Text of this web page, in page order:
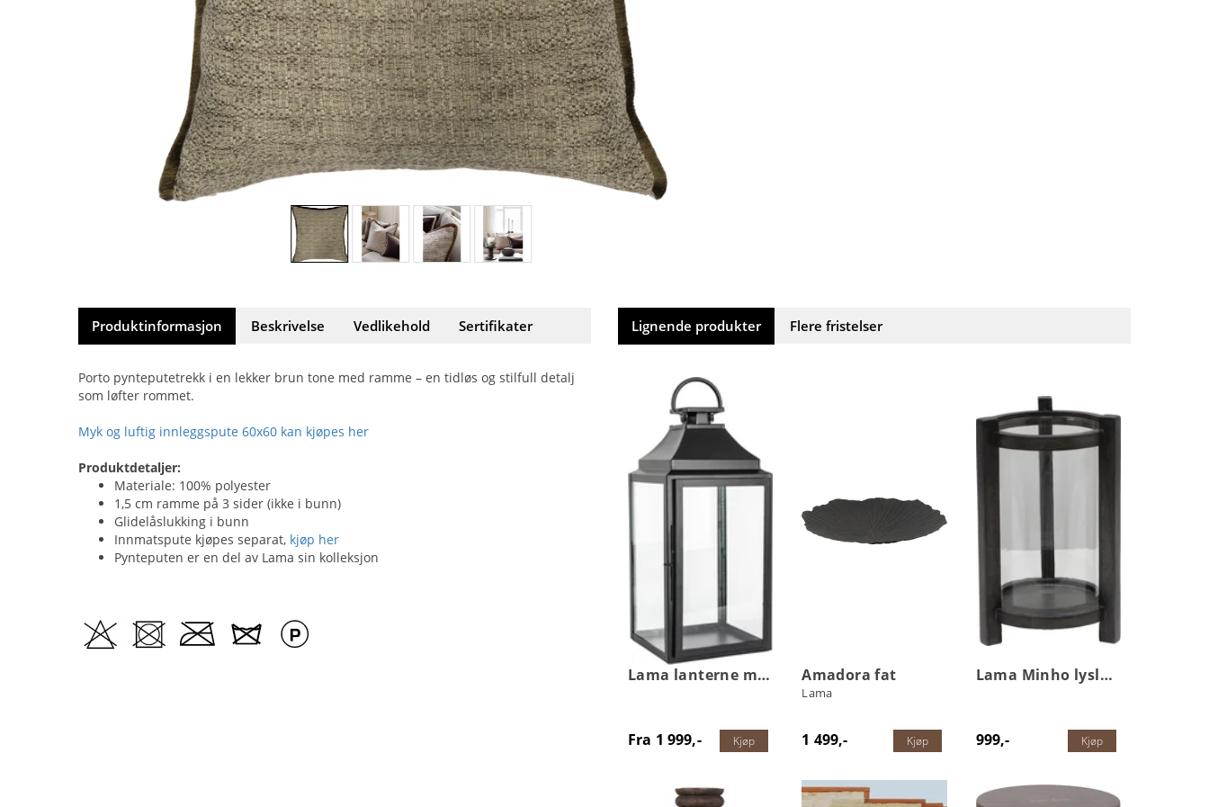
Produktinformasjon Beskrivelse Vedlikehold Sertifikater
Porto pynteputetrekk i en lekker brun tone med ramme – en tidløs og stilfull detalj
som løfter rommet.
Myk og luftig innleggspute 60x60 kan kjøpes her
Produktdetaljer:
Materiale: 100% polyester
1,5 cm ramme på 3 sider (ikke i bunn)
Glidelåslukking i bunn
Innmatspute kjøpes separat, kjøp her
Pynteputen er en del av Lama sin kolleksjon
Lignende produkter Flere fristelser
Lama lanterne metall
Fra 1 999,- Kjøp
Amadora fat
Lama
1 499,- Kjøp
Lama Minho lyslykt
999,- Kjøp